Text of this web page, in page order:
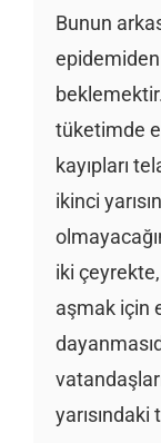
Bunun
tüketimde
kayıpları
ikinci
iki
aşmak için